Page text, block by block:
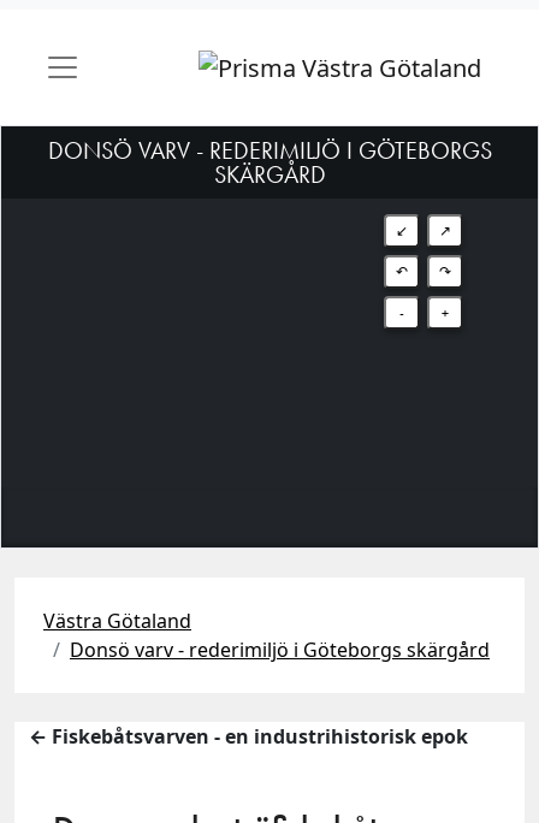
DONSÖ VARV - REDERIMILJÖ I GÖTEBORGS
SKÄRGÅRD
↙ ↗
↶ ↷
- +
Västra Götaland
Donsö varv - rederimiljö i Göteborgs skärgård
← Fiskebåtsvarven - en industrihistorisk epok